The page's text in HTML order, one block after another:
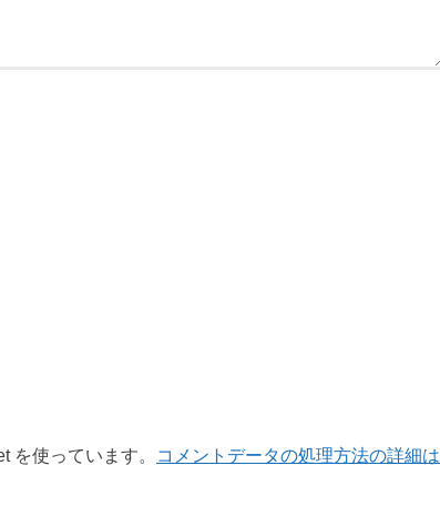
を使っています。 コメントデータの処理方法の詳細は